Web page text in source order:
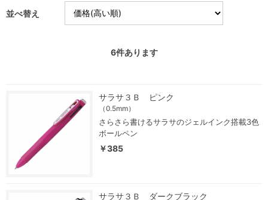
並べ替え
6件あります
サラサ３Ｂ ピンク
（0.5mm）
さらさら書けるサラサのジェルインク搭載3色
ボールペン
￥385
サラサ３Ｂ ダークブラック